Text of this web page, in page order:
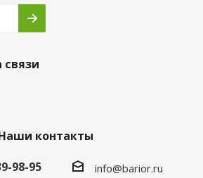
связи
контакты
98-95
info@barior.ru